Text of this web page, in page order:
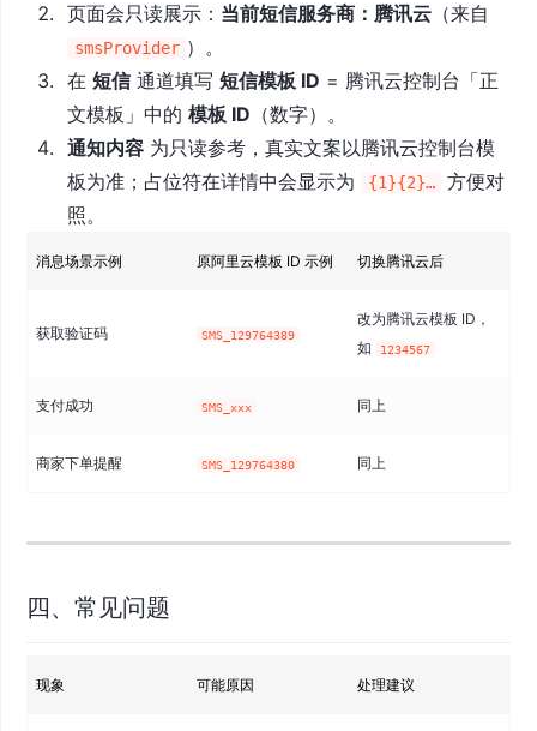
页面会只读展示： 当前短信服务商：腾讯云 （来自
smsProvider ）。
在 短信通道填写 短信模板 ID = 腾讯云控制台「正
文模板」中的 模板 ID （数字）。
通知内容 为只读参考，真实文案以腾讯云控制台模
板为准；占位符在详情中会显示为
{1}{2}…
方便对
照。
消息场景示例 原阿里云模板 ID 示例 切换腾讯云后
获取验证码 SMS_129764389
改为腾讯云模板 ID，
如
1234567
支付成功 SMS_xxx 同上
商家下单提醒 SMS_129764380 同上
四、常见问题
现象 可能原因 处理建议